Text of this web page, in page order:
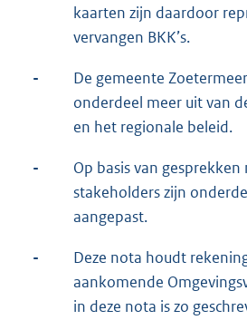
kaarten zijn daardoor
vervangen BKK’s.
-
De gemeente
onderdeel meer uit van
en het regionale beleid.
-
Op basis van
stakeholders zijn
aangepast.
-
Deze nota houdt
aankomende
in deze nota is zo